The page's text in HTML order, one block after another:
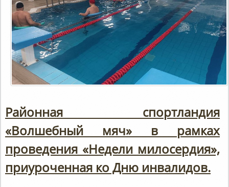
«Волшебный мяч» в рамках
проведения «Недели милосердия»,
приуроченная ко Дню инвалидов.